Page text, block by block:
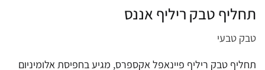
תחליף טבק ריליף אננס
טבק טבעי
תחליף טבק ריליף פיינאפל אקספרס, מגיע בחפיסת אלומיניום